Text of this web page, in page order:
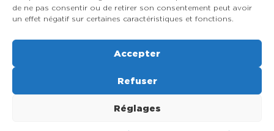
de ne pas consentir ou de retirer son consentement peut avoir
un effet négatif sur certaines caractéristiques et fonctions.
Accepter
Refuser
Réglages
Categories